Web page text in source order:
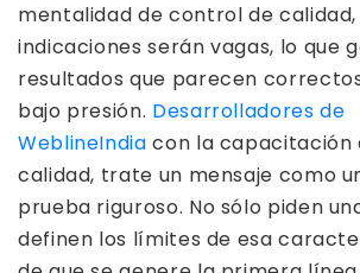
mentalidad de control de calidad,
indicaciones serán vagas, lo que
resultados que parecen
bajo presión. Desarrolladores de
WeblineIndia con la capacitación
calidad, trate un mensaje como
prueba riguroso. No sólo piden
definen los límites de esa